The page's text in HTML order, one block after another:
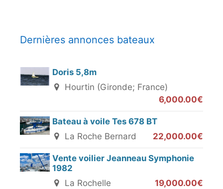
Dernières annonces bateaux
Doris 5,8m
Hourtin (Gironde; France)
6,000.00€
Bateau à voile Tes 678 BT
La Roche Bernard
22,000.00€
Vente voilier Jeanneau Symphonie
1982
La Rochelle
19,000.00€